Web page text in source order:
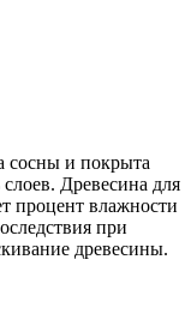
сосны и покрыта
Древесина для
процент влажности
при
древесины.